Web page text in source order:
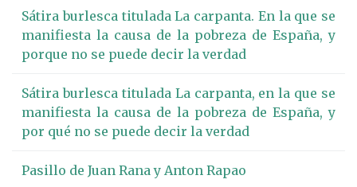
Sátira burlesca titulada La carpanta. En la que se
manifiesta la causa de la pobreza de España, y
porque no se puede decir la verdad
Sátira burlesca titulada La carpanta, en la que se
manifiesta la causa de la pobreza de España, y
por qué no se puede decir la verdad
Pasillo de Juan Rana y Anton Rapao